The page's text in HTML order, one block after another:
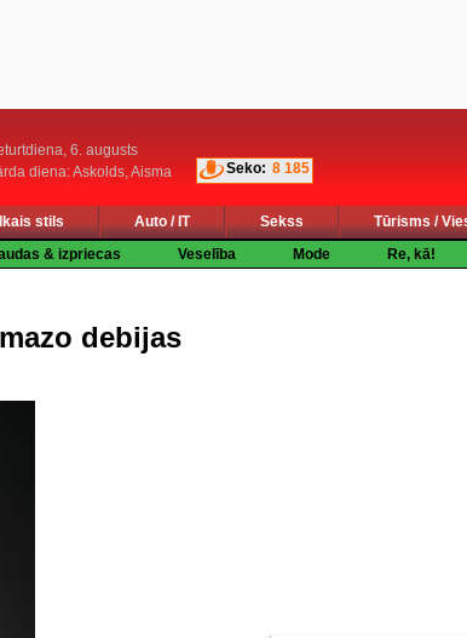
6. augusts
diena: Askolds, Aisma
Seko: 8 185
stils Auto / IT Sekss
Tūrisms /
& izpriecas Veselība Mode Re, kā!
debijas